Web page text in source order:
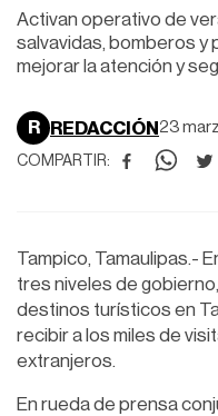
Activan operativo de
salvavidas, bomberos y
mejorar la atención y
R REDACCIÓN 23
COMPARTIR:
Tampico, Tamaulipas.-
tres niveles de
destinos turísticos en
recibir a los miles de
extranjeros.
En rueda de prensa